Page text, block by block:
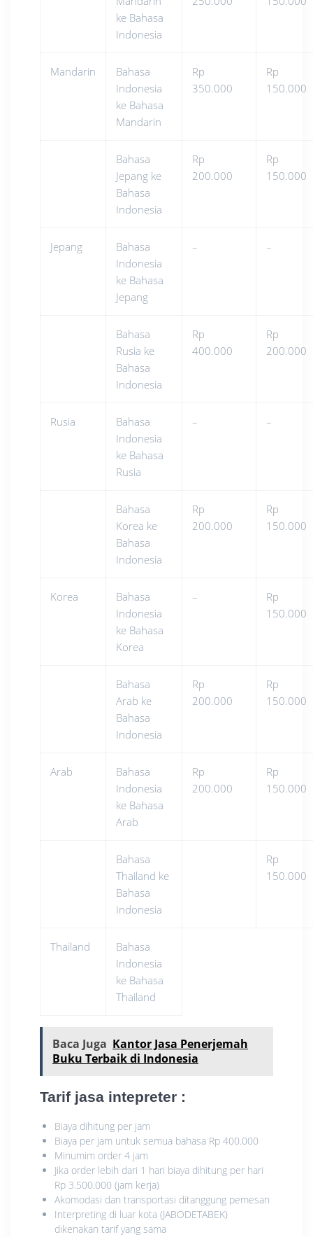
ke Bahasa
Indonesia
Mandarin
Bahasa
Indonesia
ke Bahasa
Mandarin
Rp
350.000
Rp
150.000
Bahasa
Jepang ke
Bahasa
Indonesia
Rp
200.000
Rp
150.000
Jepang
Bahasa
Indonesia
ke Bahasa
Jepang
– –
Bahasa
Rusia ke
Bahasa
Indonesia
Rp
400.000
Rp
200.000
Rusia
Bahasa
Indonesia
ke Bahasa
Rusia
– –
Bahasa
Korea ke
Bahasa
Indonesia
Rp
200.000
Rp
150.000
Korea
Bahasa
Indonesia
ke Bahasa
Korea
–
Rp
150.000
Bahasa
Arab ke
Bahasa
Indonesia
Rp
200.000
Rp
150.000
Arab
Bahasa
Indonesia
ke Bahasa
Arab
Rp
200.000
Rp
150.000
Bahasa
Thailand ke
Bahasa
Indonesia
Rp
150.000
Thailand
Bahasa
Indonesia
ke Bahasa
Thailand
Baca Juga Kantor Jasa Penerjemah
Buku Terbaik di Indonesia
Tarif jasa intepreter :
Biaya dihitung per jam
Biaya per jam untuk semua bahasa Rp 400.000
Minumim order 4 jam
Jika order lebih dari 1 hari biaya dihitung per hari
Rp 3.500.000 (jam kerja)
Akomodasi dan transportasi ditanggung pemesan
Interpreting di luar kota (JABODETABEK)
dikenakan tarif yang sama